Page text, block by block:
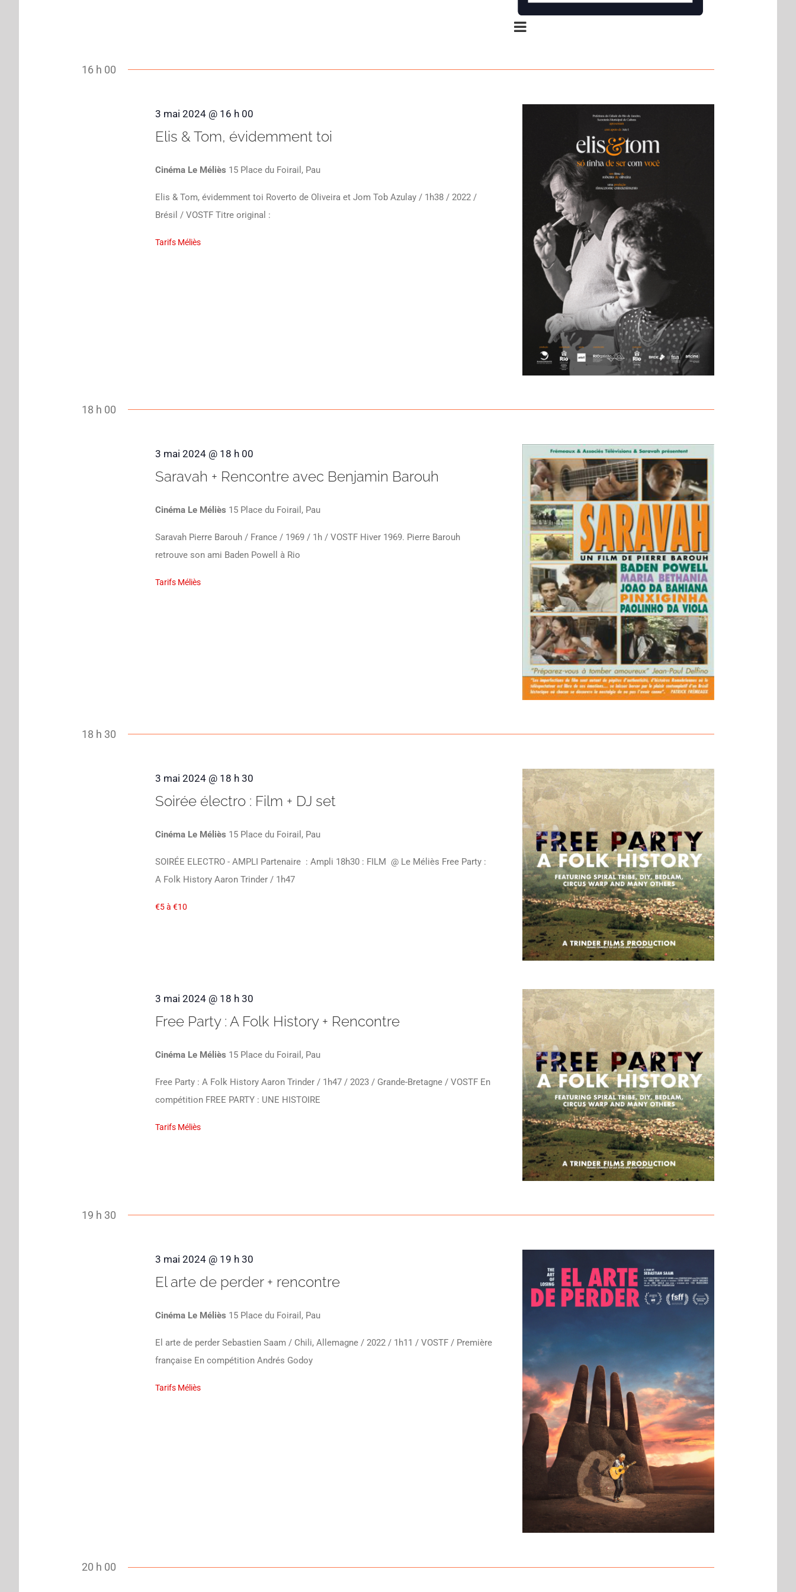
16 h 00
3 mai 2024 @ 16 h 00
Elis & Tom, évidemment toi
Cinéma Le Méliès 15 Place du Foirail, Pau
Elis & Tom, évidemment toi Roverto de Oliveira et Jom Tob Azulay / 1h38 / 2022 /
Brésil / VOSTF Titre original :
Tarifs Méliès
18 h 00
3 mai 2024 @ 18 h 00
Saravah + Rencontre avec Benjamin Barouh
Cinéma Le Méliès 15 Place du Foirail, Pau
Saravah Pierre Barouh / France / 1969 / 1h / VOSTF Hiver 1969. Pierre Barouh
retrouve son ami Baden Powell à Rio
Tarifs Méliès
18 h 30
3 mai 2024 @ 18 h 30
Soirée électro : Film + DJ set
Cinéma Le Méliès 15 Place du Foirail, Pau
SOIRÉE ELECTRO - AMPLI Partenaire : Ampli 18h30 : FILM @ Le Méliès Free Party :
A Folk History Aaron Trinder / 1h47
€5 à €10
3 mai 2024 @ 18 h 30
Free Party : A Folk History + Rencontre
Cinéma Le Méliès 15 Place du Foirail, Pau
Free Party : A Folk History Aaron Trinder / 1h47 / 2023 / Grande-Bretagne / VOSTF En
compétition FREE PARTY : UNE HISTOIRE
Tarifs Méliès
19 h 30
3 mai 2024 @ 19 h 30
El arte de perder + rencontre
Cinéma Le Méliès 15 Place du Foirail, Pau
El arte de perder Sebastien Saam / Chili, Allemagne / 2022 / 1h11 / VOSTF / Première
française En compétition Andrés Godoy
Tarifs Méliès
20 h 00